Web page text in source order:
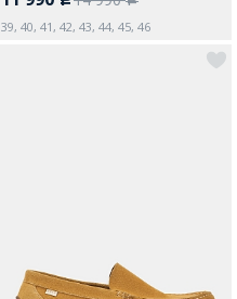
39, 40, 41, 42, 43, 44, 45, 46